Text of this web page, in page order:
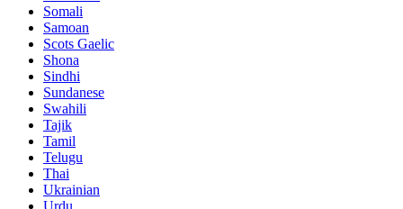
Somali
Samoan
Scots Gaelic
Shona
Sindhi
Sundanese
Swahili
Tajik
Tamil
Telugu
Thai
Ukrainian
Urdu